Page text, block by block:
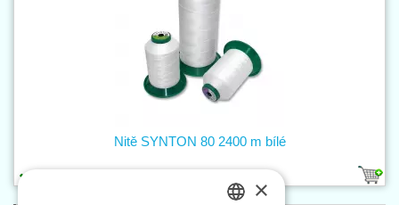
Nitě SYNTON 80 2400 m bílé
×